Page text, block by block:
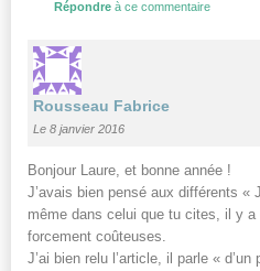
Répondre à ce commentaire
Rousseau Fabrice
Le 8 janvier 2016
Bonjour Laure, et bonne année !
J’avais bien pensé aux différents «
même dans celui que tu cites, il y
forcement coûteuses.
J’ai bien relu l’article, il parle «